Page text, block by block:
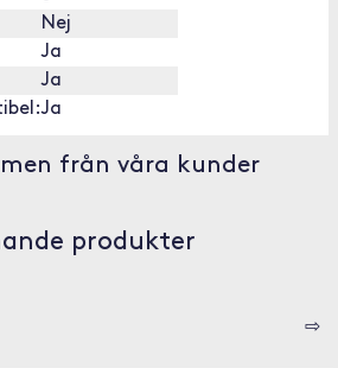
Nej
Ja
Ja
Ja
från våra kunder
produkter
⇨